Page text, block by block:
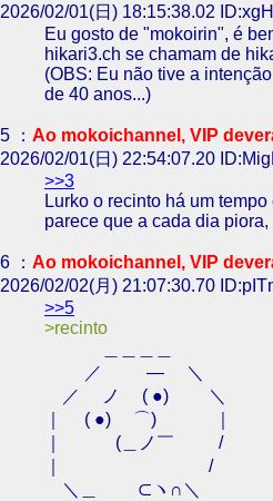
2026/02/01(日) 18:15:38.02
Eu gosto de "mokoirin", é
hikari3.ch se chamam de
(OBS: Eu não tive a
de 40 anos...)
5 ： Ao mokoichannel, VIP
2026/02/01(日) 22:54:07.20
>>3
Lurko o recinto há um
parece que a cada dia piora,
6 ： Ao mokoichannel, VIP
2026/02/02(月) 21:07:30.70
>>5
recinto
／ ― ＼
／ ノ ( ●) ＼
｜ ( ●) ⌒) ｜
｜ (＿ノ￣ /
｜ /
＼＿ ⊂ヽ∩＼